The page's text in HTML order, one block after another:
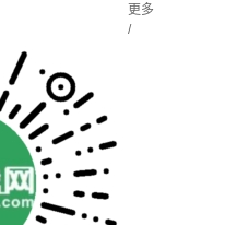
更多
/